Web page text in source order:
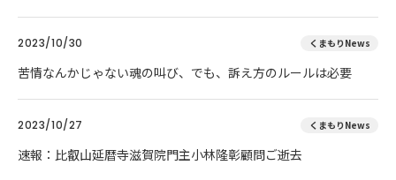
2023/10/30 くまもりNews
苦情なんかじゃない魂の叫び、でも、訴え方のルールは必要
2023/10/27 くまもりNews
速報：比叡山延暦寺滋賀院門主小林隆彰顧問ご逝去